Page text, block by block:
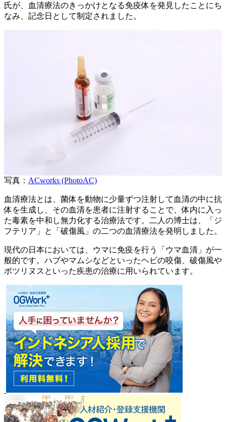
氏が、血清療法のきっかけとなる免疫体を発見したことにち
なみ、記念日として制定されました。
写真： ACworks (PhotoAC)
血清療法とは、菌体を動物に少量ずつ注射して血清の中に抗
体を生成し、その血清を患者に注射することで、体内に入っ
た毒素を中和し無力化する治療法です。二人の博士は、「ジ
フテリア」と「破傷風」の二つの血清療法を発明しました。
現代の日本においては、ウマに免疫を行う「ウマ血清」が一
般的です。ハブやマムシなどといったヘビの咬傷、破傷風や
ボツリヌスといった疾患の治療に用いられています。